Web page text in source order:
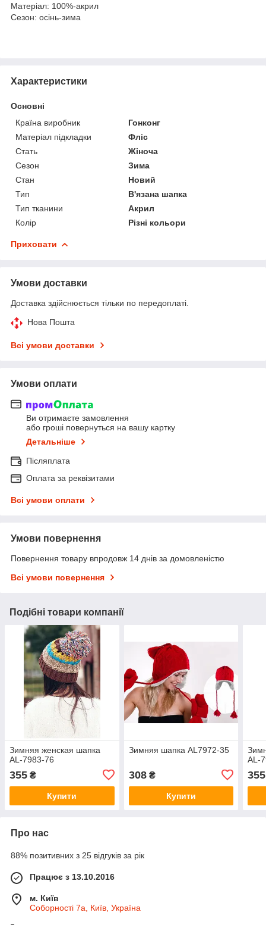
Матеріал: 100%-акрил
Сезон: осінь-зима
Характеристики
Основні
Країна виробник
Гонконг
Матеріал підкладки
Фліс
Стать
Жіноча
Сезон
Зима
Стан
Новий
Тип
В'язана шапка
Тип тканини
Акрил
Колір
Різні кольори
Приховати
Умови доставки
Доставка здійснюється тільки по передоплаті.
Нова Пошта
Всі умови доставки
Умови оплати
Ви отримаєте замовлення
або гроші повернуться на вашу картку
Детальніше
Післяплата
Оплата за реквізитами
Всі умови оплати
Умови повернення
Повернення товару впродовж 14 днів за домовленістю
Всі умови повернення
Подібні товари компанії
Зимняя женская шапка
AL-7983-76
355 ₴
Купити
Зимняя шапка AL7972-35
308₴
Купити
AL-
355
Про нас
88% позитивних з 25 відгуків за рік
Працює з 13.10.2016
м. Київ
Соборності 7а, Київ, Україна